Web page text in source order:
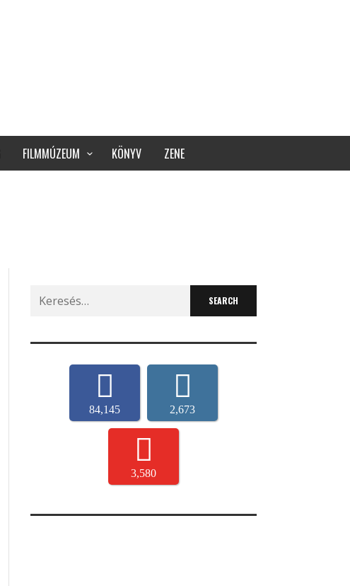
FILMMÚZEUM KÖNYV ZENE
Search
for:
84,145 2,673
3,580